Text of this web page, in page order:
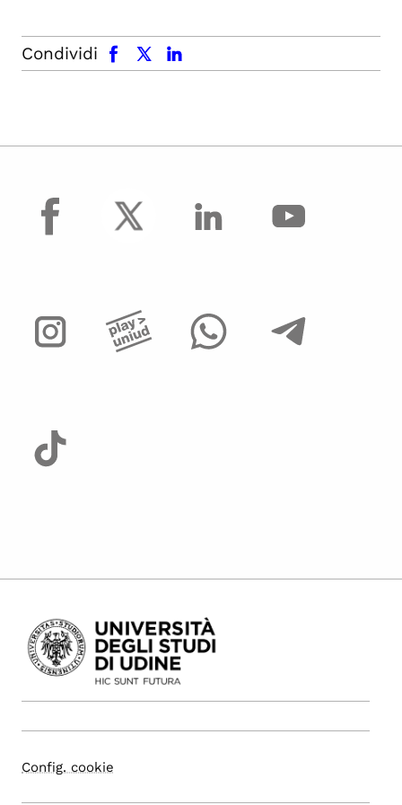
Condividi
facebook x.com linkedin
facebook
Config. cookie